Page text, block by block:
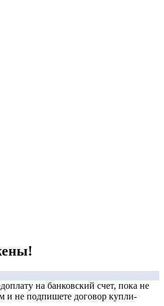
на банковский счет, пока не
и не подпишете договор купли-